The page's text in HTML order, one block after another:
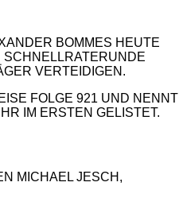
BOMMES HEUTE J
G
VERTEIDIGEN.
FOLGE 921 UND NENNT
IM ERSTEN GELISTET.
MICHAEL JESCH,